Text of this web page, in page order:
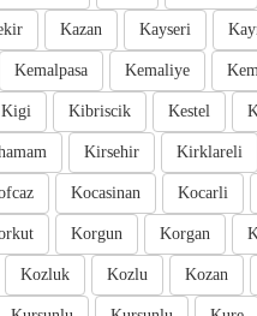
Kayseri
Kazan
Kemaliye
Kemalpasa
Kestel
Kibriscik
Kigi
Kirklareli
Kirsehir
Kocarli
Kocasinan
Korgan
Korgun
Kozan
Kozlu
Kozluk